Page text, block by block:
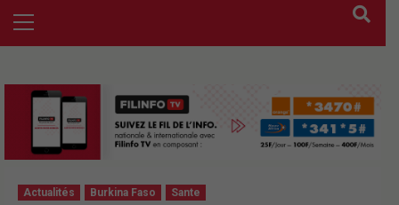
Actualités Burkina Faso Sante